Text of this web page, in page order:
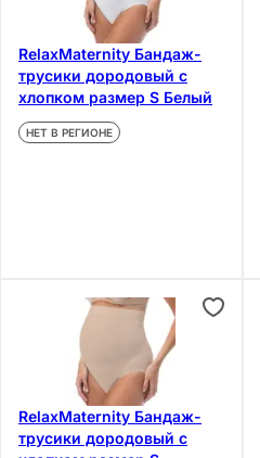
RelaxMaternity Бандаж-
трусики дородовый с
хлопком размер S Белый
НЕТ В РЕГИОНЕ
RelaxMaternity Бандаж-
трусики дородовый с